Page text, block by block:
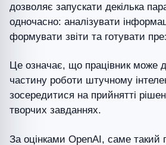
дозволяє запускати декілька
одночасно: аналізувати
формувати звіти та готувати
Це означає, що працівник може
частину роботи штучному
зосередитися на прийнятті
творчих завданнях.
За оцінками OpenAI, саме такий